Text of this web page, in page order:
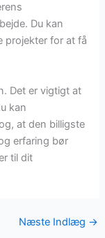
Du kan
projekter for at få
Det er vigtigt at
kan
at den billigste
erfaring bør
til dit
Næste Indlæg →